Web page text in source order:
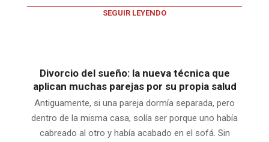
SEGUIR LEYENDO
Divorcio del sueño: la nueva técnica que
aplican muchas parejas por su propia salud
Antiguamente, si una pareja dormía separada, pero
dentro de la misma casa, solía ser porque uno había
cabreado al otro y había acabado en el sofá. Sin